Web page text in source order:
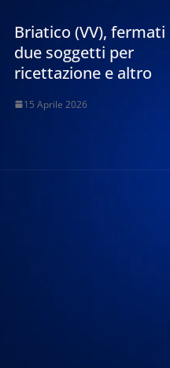
Briatico (VV), fermati
due soggetti per
ricettazione e altro
15 Aprile 2026